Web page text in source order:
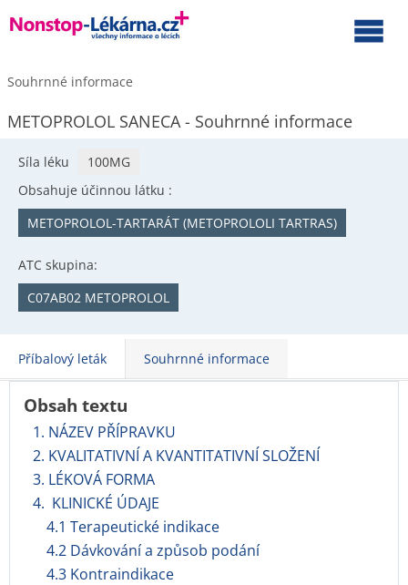
Souhrnné informace
METOPROLOL SANECA - Souhrnné informace
Síla léku
100MG
Obsahuje účinnou látku :
METOPROLOL-TARTARÁT (METOPROLOLI TARTRAS)
ATC skupina:
C07AB02 METOPROLOL
Příbalový leták Souhrnné informace
Obsah textu
1. NÁZEV PŘÍPRAVKU
2. KVALITATIVNÍ A KVANTITATIVNÍ SLOŽENÍ
3. LÉKOVÁ FORMA
4. KLINICKÉ ÚDAJE
4.1 Terapeutické indikace
4.2 Dávkování a způsob podání
4.3 Kontraindikace